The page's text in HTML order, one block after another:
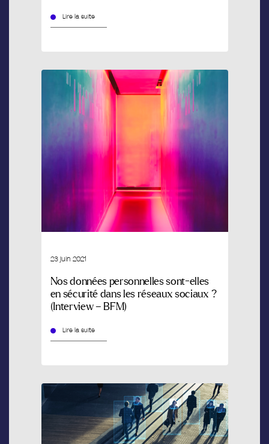
Lire la suite
23 juin 2021
Nos données personnelles sont-elles
en sécurité dans les réseaux sociaux ?
(Interview – BFM)
Lire la suite